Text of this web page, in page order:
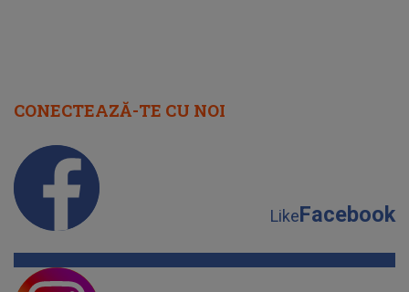
CONECTEAZĂ-TE CU NOI
LikeFacebook